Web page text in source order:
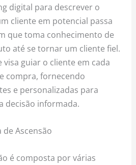
digital para descrever o
cliente em potencial passa
que toma conhecimento de
até se tornar um cliente fiel.
visa guiar o cliente em cada
compra, fornecendo
e personalizadas para
decisão informada.
de Ascensão
é composta por várias